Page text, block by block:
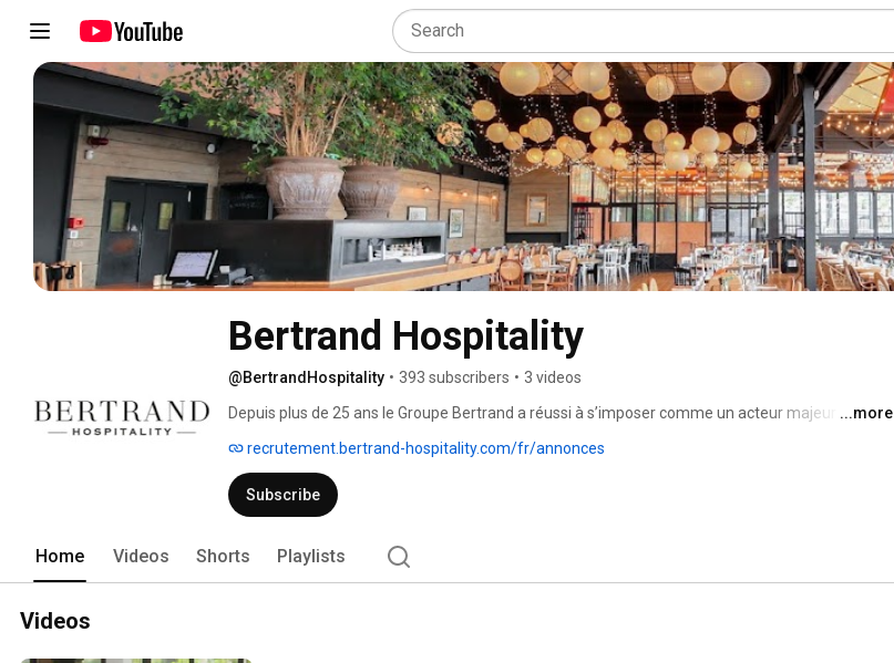
Bertrand Hospitality
@BertrandHospitality • 393 subscribers • 3 videos
Depuis plus de 25 ans le Groupe Bertrand a réussi à s’imposer comme un acteur majeur de la
référence de l’art de vivre à la française regroupe 80 maisons d’exception :
...more
recrutement.bertrand-hospitality.com/fr/annonces
Subscribe
Home Videos Shorts Playlists
Videos